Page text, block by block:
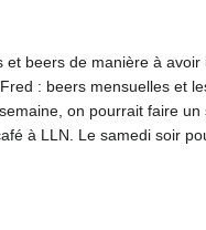
beers de manière à
: beers mensuelles et
on pourrait faire
à LLN. Le samedi soir